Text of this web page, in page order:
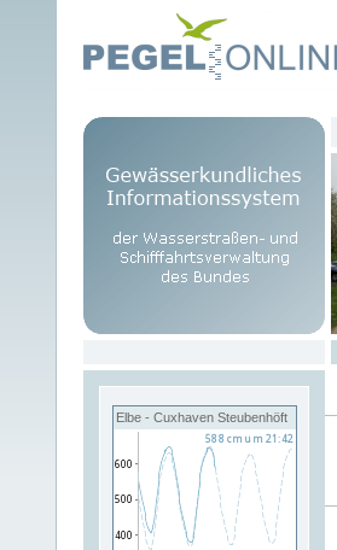
Elbe - Cuxhaven Steubenhöft